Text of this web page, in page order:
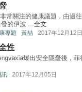
常關注的健康議題，由過
發的伊波 ...全文
專題 黃喆 2017年12月12日
性
爆出安全隱憂後，
訊 2017年12月05日